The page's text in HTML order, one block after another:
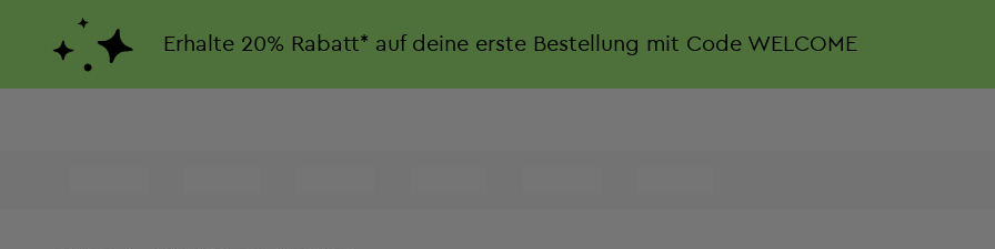
Erhalte 20% Rabatt* auf deine erste Bestellung mit Code WELCOME